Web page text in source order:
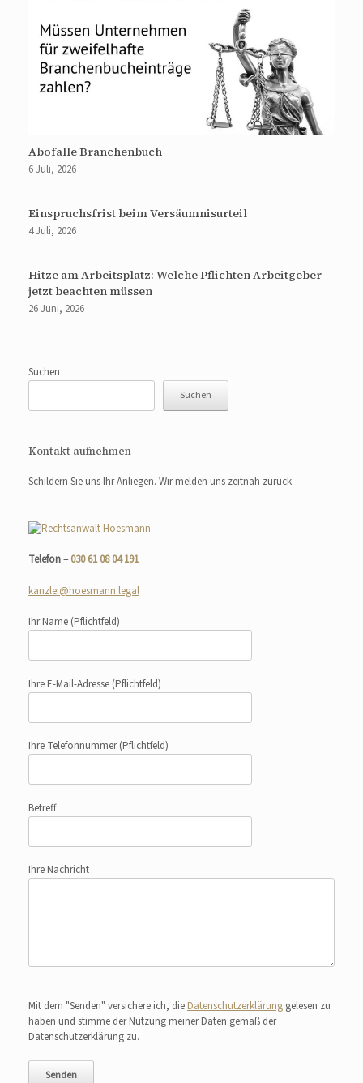
Abofalle Branchenbuch
6 Juli, 2026
Einspruchsfrist beim Versäumnisurteil
4 Juli, 2026
Hitze am Arbeitsplatz: Welche Pflichten Arbeitgeber
jetzt beachten müssen
26 Juni, 2026
Suchen
Suchen
Kontakt aufnehmen
Schildern Sie uns Ihr Anliegen. Wir melden uns zeitnah zurück.
Telefon –030 61 08 04 191
kanzlei@hoesmann.legal
Ihr Name (Pflichtfeld)
Ihre E-Mail-Adresse (Pflichtfeld)
Ihre Telefonnummer(Pflichtfeld)
Betreff
Ihre Nachricht
Mit dem "Senden" versichere ich, die Datenschutzerklärung gelesen zu
haben und stimme der Nutzung meiner Daten gemäß der
Datenschutzerklärung zu.